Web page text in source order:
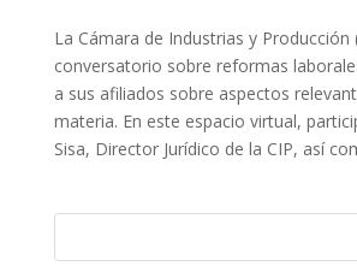
La Cámara de Industrias y Producción
conversatorio sobre reformas
a sus afiliados sobre aspectos
materia. En este espacio virtual,
Sisa, Director Jurídico de la CIP, así